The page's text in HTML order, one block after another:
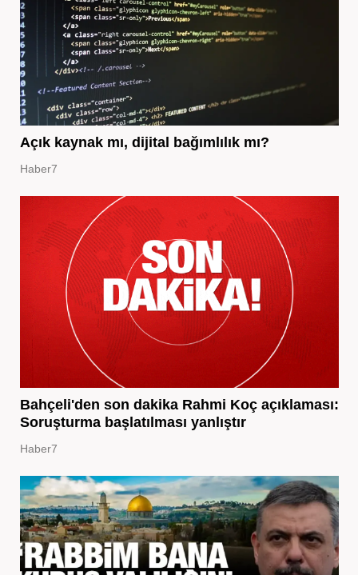
Açık kaynak mı, dijital bağımlılık mı?
Haber7
Bahçeli'den son dakika Rahmi Koç açıklaması:
Soruşturma başlatılması yanlıştır
Haber7